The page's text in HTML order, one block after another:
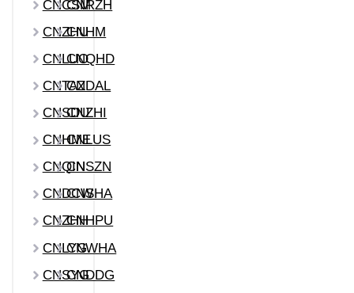
CNCSM
CNRZH
CNZHU
CNHM
CNLUOCNQHD
CNTAZCNDAL
CNSDU
CNZHI
CNHME
CNLUS
CNQINCNSZN
CNDCW
CNSHA
CNZHHCNHPU
CNLYGCNWHA
CNSYGCNDDG